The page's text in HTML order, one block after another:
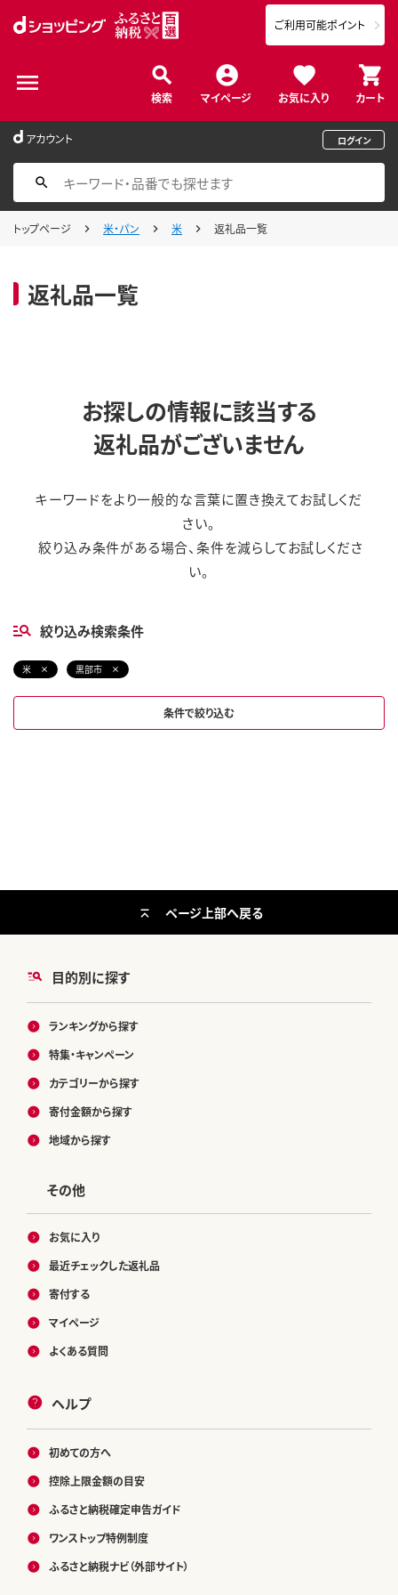
検索 マイページ お気に入り カート
ご利用可能ポイント
アカウント ログイン
トップページ 米・パン 米 返礼品一覧
返礼品一覧
お探しの情報に該当する
返礼品がございません
キーワードをより一般的な言葉に置き換えてお試しくだ
さい。
絞り込み条件がある場合、条件を減らしてお試しくださ
い。
絞り込み検索条件
米 黒部市
条件で絞り込む
目的別に探す
ランキングから探す
特集・キャンペーン
カテゴリーから探す
寄付金額から探す
地域から探す
その他
お気に入り
最近チェックした返礼品
寄付する
マイページ
よくある質問
ヘルプ
初めての方へ
控除上限金額の目安
ふるさと納税確定申告ガイド
ワンストップ特例制度
ふるさと納税ナビ（外部サイト）
ページ上部へ戻る